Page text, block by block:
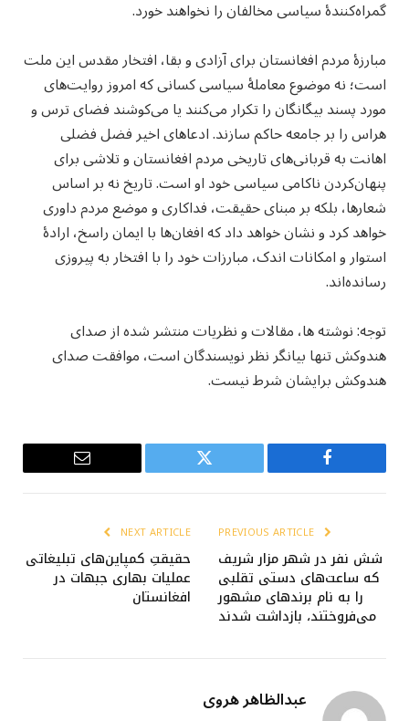
گمراه‌کنندهٔ سیاسی مخالفان را نخواهند خورد.
مبارزهٔ مردم افغانستان برای آزادی و بقا، افتخار مقدس این ملت
است؛ نه موضوع معاملهٔ سیاسی کسانی که امروز روایت‌های
مورد پسند بیگانگان را تکرار می‌کنند یا می‌کوشند فضای ترس و
هراس را بر جامعه حاکم سازند. ادعاهای اخیر فضل فضلی
اهانت به قربانی‌های تاریخی مردم افغانستان و تلاشی برای
پنهان‌کردن ناکامی سیاسی خود او است. تاریخ نه بر اساس
شعارها، بلکه بر مبنای حقیقت، فداکاری و موضع مردم داوری
خواهد کرد و نشان خواهد داد که افغان‌ها با ایمان راسخ، ارادهٔ
استوار و امکانات اندک، مبارزات خود را با افتخار به پیروزی
رسانده‌اند.
توجه: نوشته ها، مقالات و نظریات منتشر شده از صدای
هندوکش تنها بیانگر نظر نویسندگان است، موافقت صدای
هندوکش برایشان شرط نیست.
Facebook
Twitter
Email
شش نفر در شهر مزار شریف
که ساعت‌های دستی تقلبی
را به نام برندهای مشهور
می‌فروختند، بازداشت شدند
NEXT ARTICLE
حقیقتِ کمپاین‌های تبلیغاتی
عملیات‌ بهاری جبهات در
افغانستان
عبدالظاهر هروی